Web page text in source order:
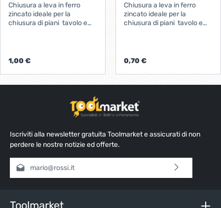
Chiusura a leva in ferro
zincato ideale per la
chiusura di piani tavolo e
1,00 €
Chiusura a leva in ferro
zincato ideale per la
chiusura di piani tavolo e
0,70 €
Iscriviti alla newsletter gratuita Toolmarket e assicurati di non
perdere le nostre notizie ed offerte.
Indirizzo e-mail*
nostri termini e condizioni generali
Toolmarket